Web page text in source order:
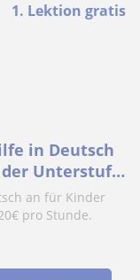
1. Lektion gratis
in Deutsch
Unterstufe.
an für Kinder
pro Stunde.